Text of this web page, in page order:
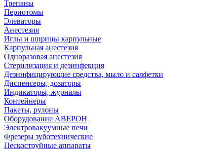
Трепаны
Периотомы
Элеваторы
Анестезия
Иглы и шприцы карпульные
Карпульная анестезия
Одноразовая анестезия
Стерилизация и дезинфекция
Дезинфицирующие средства, мыло и салфетки
Диспенсеры, дозаторы
Индикаторы, журналы
Контейнеры
Пакеты, рулоны
Оборудование АВЕРОН
Электровакуумные печи
Фрезеры зуботехнические
Пескоструйные аппараты